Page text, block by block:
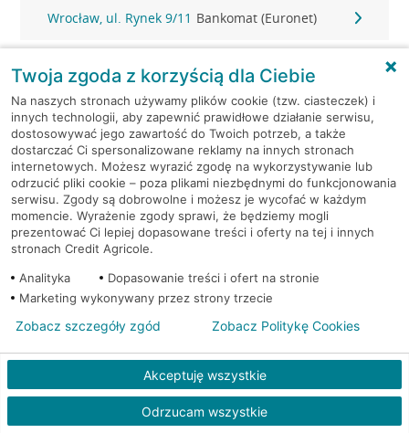
Wrocław, ul. Rynek 9/11 Bankomat (Euronet)
Wrocław, ul. Sieradzka 7 Bankomat (Euronet)
Wrocław, ul. Skarbowców 84a Bankomat (Euronet)
Wrocław, ul. Ślężna 118 Bankomat (Euronet)
Wrocław, ul. Słubicka 18 Bankomat (Euronet)
Wrocław, ul. Solskiego 46-48 Bankomat (Euronet)
Wrocław, ul. Średzka 32/34 Bankomat (Euronet)
Wrocław, ul. Średzka 32/34 Bankomat (Euronet)
Wrocław, ul. Średzka 41 Bankomat (Euronet)
Twoja zgoda z korzyścią dla Ciebie
Na naszych stronach używamy plików cookie (tzw. ciasteczek) i
innych technologii, aby zapewnić prawidłowe działanie serwisu,
dostosowywać jego zawartość do Twoich potrzeb, a także
dostarczać Ci spersonalizowane reklamy na innych stronach
internetowych. Możesz wyrazić zgodę na wykorzystywanie lub
odrzucić pliki cookie – poza plikami niezbędnymi do funkcjonowania
serwisu. Zgody są dobrowolne i możesz je wycofać w każdym
momencie. Wyrażenie zgody sprawi, że będziemy mogli
prezentować Ci lepiej dopasowane treści i oferty na tej i innych
stronach Credit Agricole.
Analityka
Dopasowanie treści i ofert na stronie
Marketing wykonywany przez strony trzecie
Akceptuję wszystkie
Odrzucam wszystkie
Zobacz szczegóły zgód Zobacz Politykę Cookies